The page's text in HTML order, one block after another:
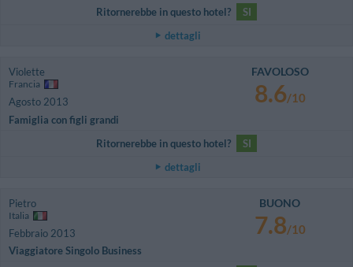
Ritornerebbe in questo hotel?
SI
dettagli
Violette
Francia
Agosto 2013
Famiglia con figli grandi
FAVOLOSO
8.6/10
Ritornerebbe in questo hotel?
SI
dettagli
Pietro
Italia
Febbraio 2013
Viaggiatore Singolo Business
BUONO
7.8/10